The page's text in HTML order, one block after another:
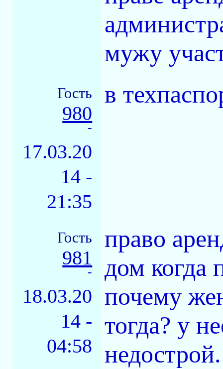
мужу
Гость
980
-
17.03.20
14 -
21:35
в
Гость
981
-
18.03.20
14 -
04:58
право
дом когда
почему
тогда? у
недострой.